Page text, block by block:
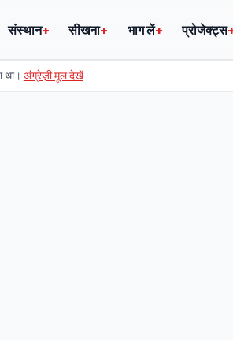
संस्थान+ सीखना+ भाग लें+ प्रोजेक्ट्स
था। अंग्रेज़ी मूल देखें